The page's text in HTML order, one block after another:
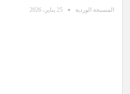
المسبحة الوردية 25 يناير، 2026